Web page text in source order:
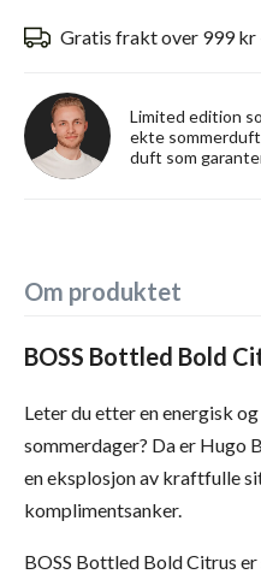
Gratis frakt over 999 kr
Limited edition
ekte
duft som
Om produktet
BOSS Bottled Bold
Leter du etter en energisk
sommerdager? Da er Hugo
en eksplosjon av kraftfulle
komplimentsanker.
BOSS Bottled Bold Citrus